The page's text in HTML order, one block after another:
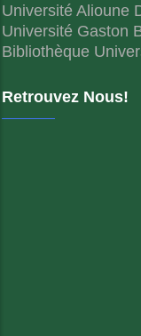
Université Alioune
Université Gaston
Bibliothèque
Retrouvez Nous!